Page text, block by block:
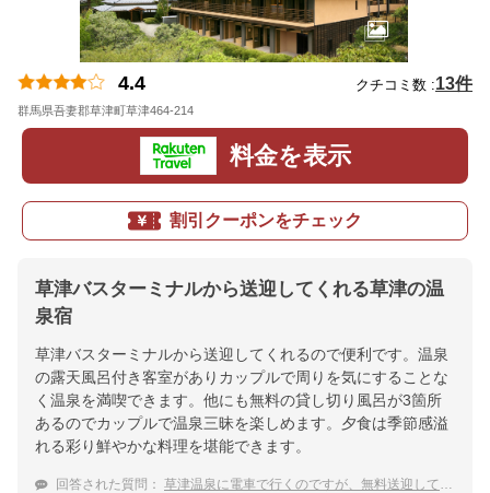
4.4 クチコミ数 :13件
群馬県吾妻郡草津町草津464-214
料金を表示
割引クーポンをチェック
草津バスターミナルから送迎してくれる草津の温
泉宿
草津バスターミナルから送迎してくれるので便利です。温泉
の露天風呂付き客室がありカップルで周りを気にすることな
く温泉を満喫できます。他にも無料の貸し切り風呂が3箇所
あるのでカップルで温泉三昧を楽しめます。夕食は季節感溢
れる彩り鮮やかな料理を堪能できます。
回答された質問： 草津温泉に電車で行くのですが、無料送迎してくれるおすすめの温泉宿はありますか？